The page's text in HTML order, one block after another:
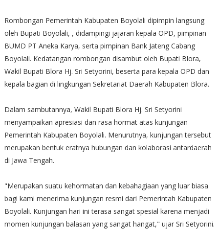
Rombongan Pemerintah Kabupaten Boyolali dipimpin langsung
oleh Bupati Boyolali, , didampingi jajaran kepala OPD, pimpinan
BUMD PT Aneka Karya, serta pimpinan Bank Jateng Cabang
Boyolali. Kedatangan rombongan disambut oleh Bupati Blora,
Wakil Bupati Blora Hj. Sri Setyorini, beserta para kepala OPD dan
kepala bagian di lingkungan Sekretariat Daerah Kabupaten Blora.
Dalam sambutannya, Wakil Bupati Blora Hj. Sri Setyorini
menyampaikan apresiasi dan rasa hormat atas kunjungan
Pemerintah Kabupaten Boyolali. Menurutnya, kunjungan tersebut
merupakan bentuk eratnya hubungan dan kolaborasi antardaerah
di Jawa Tengah.
"Merupakan suatu kehormatan dan kebahagiaan yang luar biasa
bagi kami menerima kunjungan resmi dari Pemerintah Kabupaten
Boyolali. Kunjungan hari ini terasa sangat spesial karena menjadi
momen kunjungan balasan yang sangat hangat," ujar Sri Setyorini.